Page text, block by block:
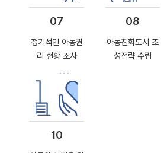
07
정기적인 아동권
리 현황 조사
08
아동친화도시 조
성전략 수립
10